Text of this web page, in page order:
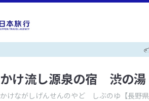
かけ流し源泉の宿 渋の湯
かけながしげんせんのやど しぶのゆ 【長野